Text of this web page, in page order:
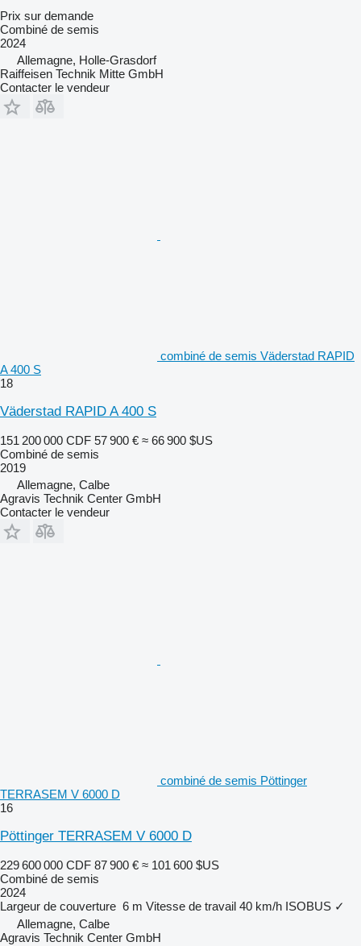
Prix sur demande
Combiné de semis
2024
Allemagne, Holle-Grasdorf
Raiffeisen Technik Mitte GmbH
Contacter le vendeur
combiné de semis Väderstad RAPID
A 400 S
18
Väderstad RAPID A 400 S
151 200 000 CDF 57 900 € ≈ 66 900 $US
Combiné de semis
2019
Allemagne, Calbe
Agravis Technik Center GmbH
Contacter le vendeur
combiné de semis Pöttinger
TERRASEM V 6000 D
16
Pöttinger TERRASEM V 6000 D
229 600 000 CDF 87 900 € ≈ 101 600 $US
Combiné de semis
2024
Largeur de couverture 6 m Vitesse de travail 40 km/h ISOBUS ✓
Allemagne, Calbe
Agravis Technik Center GmbH